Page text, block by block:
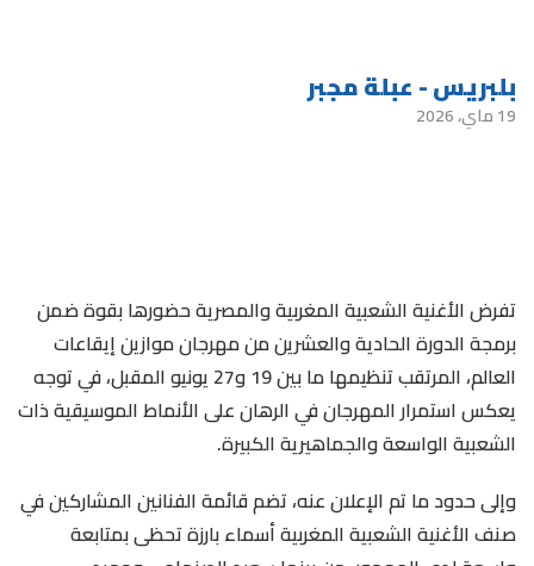
بلبريس - عبلة مجبر
19 ماي، 2026
تفرض الأغنية الشعبية المغربية والمصرية حضورها بقوة ضمن
برمجة الدورة الحادية والعشرين من مهرجان موازين إيقاعات
العالم، المرتقب تنظيمها ما بين 19 و27 يونيو المقبل، في توجه
يعكس استمرار المهرجان في الرهان على الأنماط الموسيقية ذات
الشعبية الواسعة والجماهيرية الكبيرة.
وإلى حدود ما تم الإعلان عنه، تضم قائمة الفنانين المشاركين في
صنف الأغنية الشعبية المغربية أسماء بارزة تحظى بمتابعة